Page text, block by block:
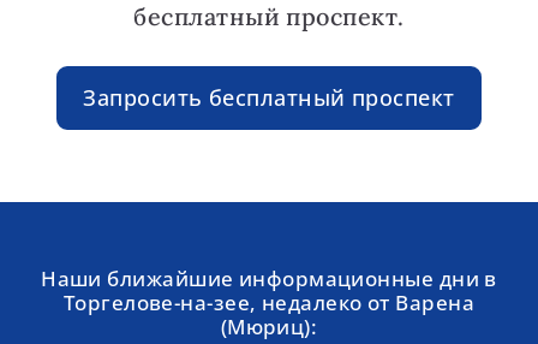
бесплатный проспект.
Запросить бесплатный проспект
Наши ближайшие информационные дни в
Торгелове-на-зее, недалеко от Варена
(Мюриц):